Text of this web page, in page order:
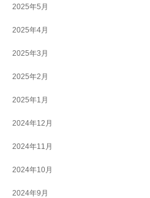
2025年5月
2025年4月
2025年3月
2025年2月
2025年1月
2024年12月
2024年11月
2024年10月
2024年9月